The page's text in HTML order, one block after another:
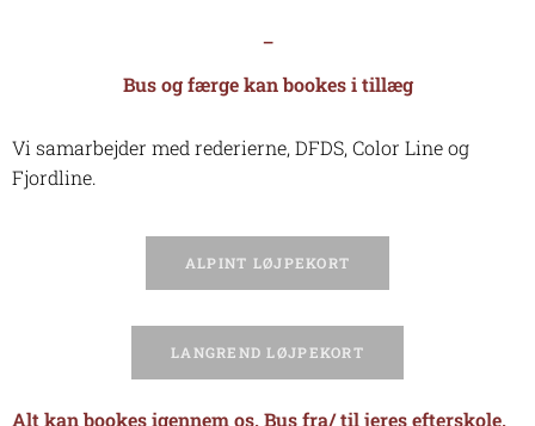
Bus og færge kan bookes i tillæg
Vi samarbejder med rederierne, DFDS, Color Line og
Fjordline.
ALPINT LØJPEKORT
LANGREND LØJPEKORT
Alt kan bookes igennem os. Bus fra/ til jeres efterskole.